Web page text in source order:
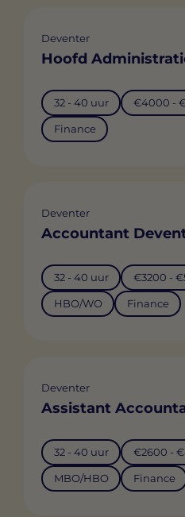
Deventer
Hoofd
32 - 40 uur €4000 -
Finance
Deventer
Accountant
32 - 40 uur €3200 -
HBO/WO Finance
Deventer
Assistant
32 - 40 uur €2600 -
MBO/HBO Finance